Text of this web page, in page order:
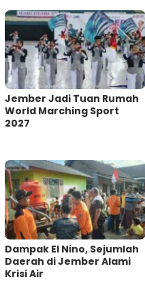
Jember Jadi Tuan Rumah
World Marching Sport
2027
Dampak El Nino, Sejumlah
Daerah di Jember Alami
Krisi Air